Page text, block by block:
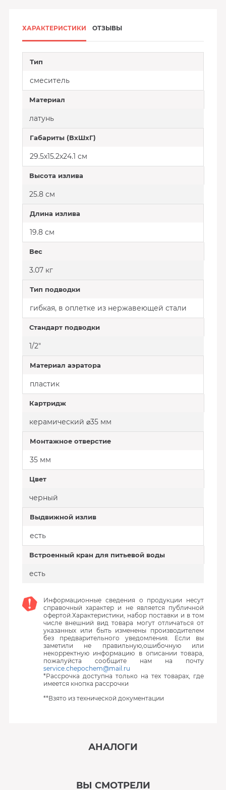
ХАРАКТЕРИСТИКИ ОТЗЫВЫ
Тип
смеситель
Материал
латунь
Габариты (ВхШхГ)
29.5х15.2х24.1 см
Высота излива
25.8 см
Длина излива
19.8 см
Вес
3.07 кг
Тип подводки
гибкая, в оплетке из нержавеющей стали
Стандарт подводки
1/2"
Материал аэратора
пластик
Картридж
керамический ⌀35 мм
Монтажное отверстие
35 мм
Цвет
черный
Выдвижной излив
есть
Встроенный кран для питьевой воды
есть
Информационные сведения о продукции несут
справочный характер и не является публичной
офертой.Характеристики, набор поставки и в том
числе внешний вид товара могут отличаться от
указанных или быть изменены производителем
без предварительного уведомления. Если вы
заметили не правильную,ошибочную или
некорректную информацию в описании товара,
пожалуйста сообщите нам на почту
service.chepochem@mail.ru
*Рассрочка доступна только на тех товарах, где
имеется кнопка рассрочки
**Взято из технической документации
АНАЛОГИ
ВЫ СМОТРЕЛИ